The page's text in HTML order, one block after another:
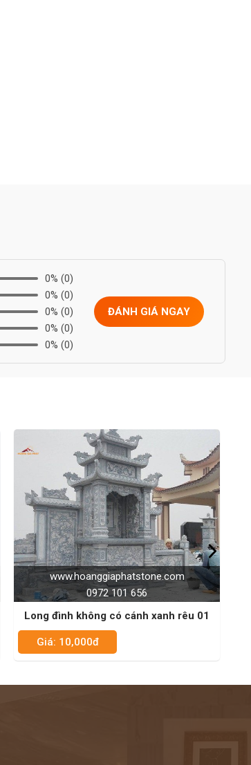
0% (0)
0% (0)
0% (0)
0% (0)
0% (0)
ĐÁNH GIÁ NGAY
www.hoanggiaphatstone.com
0972 101 656
Long đình có cánh trắng xám 01
Giá: 10,000đ